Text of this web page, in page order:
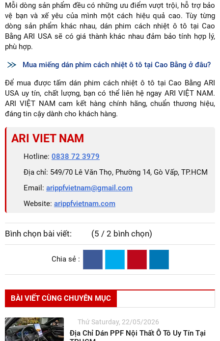
Mỗi dòng sản phẩm đều có những ưu điểm vượt trội, hỗ trợ bảo
vệ bạn và xế yêu của mình một cách hiệu quả cao. Tùy từng
dòng sản phẩm khác nhau, dán phim cách nhiệt ô tô tại Cao
Bằng ARI USA sẽ có giá thành khác nhau đảm bảo tính hợp lý,
phù hợp.
Mua miếng dán phim cách nhiệt ô tô tại Cao Bằng ở đâu?
Để mua được tấm dán phim cách nhiệt ô tô tại Cao Bằng ARI
USA uy tín, chất lượng, bạn có thể liên hệ ngay ARI VIỆT NAM.
ARI VIỆT NAM cam kết hàng chính hãng, chuẩn thương hiệu,
đáng tin cậy dành cho khách hàng.
ARI VIET NAM
Hotline: 0838 72 3979
Địa chỉ: 549/70 Lê Văn Thọ, Phường 14, Gò Vấp, TP.HCM
Email: arippfvietnam@gmail.com
Website: arippfvietnam.com
Bình chọn bài viết: (5 / 2 bình chọn)
Chia sẻ :
BÀI VIẾT CÙNG CHUYÊN MỤC
Thứ Saturday, 22/05/2026
Địa Chỉ Dán PPF Nội Thất Ô Tô Uy Tín Tại